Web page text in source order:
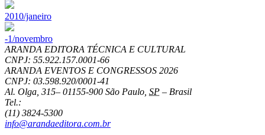
2010/janeiro
-1/novembro
ARANDA EDITORA TÉCNICA E CULTURAL
CNPJ: 55.922.157.0001-66
ARANDA EVENTOS E CONGRESSOS 2026
CNPJ: 03.598.920/0001-41
Al. Olga, 315– 01155-900 São Paulo SP – Brasil
Tel.:
(11) 3824-5300
info@arandaeditora.com.br